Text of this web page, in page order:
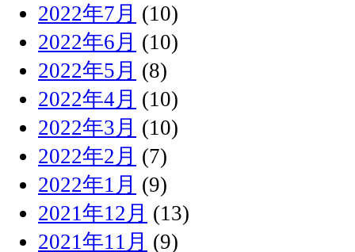
2022年7月 (10)
2022年6月 (10)
2022年5月 (8)
2022年4月 (10)
2022年3月 (10)
2022年2月 (7)
2022年1月 (9)
2021年12月 (13)
2021年11月 (9)